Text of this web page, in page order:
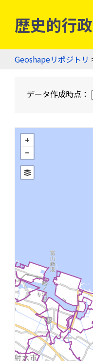
歴史的行
Geoshapeリポジトリ
データ作成時点：